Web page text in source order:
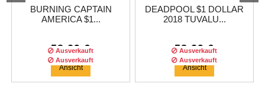
BURNING CAPTAIN
AMERICA $1...
58,29 €
Ausverkauft
Ansicht
DEADPOOL $1 DOLLAR
2018 TUVALU...
58,29 €
Ausverkauft
Ansicht
Ausverkauft Ausverkauft